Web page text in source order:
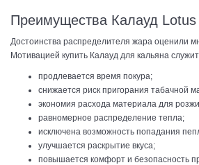
Преимущества Калауд Lotus
Достоинства распределителя жара оценили
Мотивацией купить Калауд для кальяна
продлевается время покура;
снижается риск пригорания табачной
экономия расхода материала для
равномерное распределение тепла;
исключена возможность попадания
улучшается раскрытие вкуса;
повышается комфорт и безопасность